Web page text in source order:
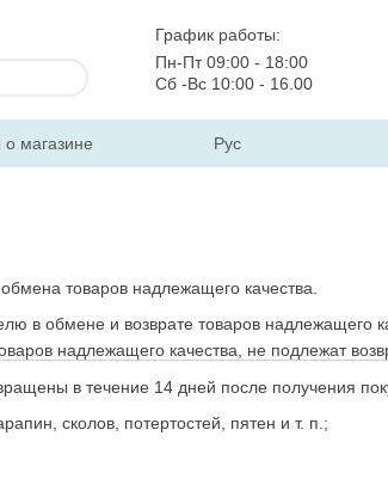
График работы:
Пн-Пт 09:00 - 18:00
Сб -Вс 10:00 - 16.00
магазине
Рус
товаров надлежащего качества.
в обмене и возврате товаров надлежащего
надлежащего качества, не подлежат
в течение 14 дней после получения
сколов, потертостей, пятен и т. п.;